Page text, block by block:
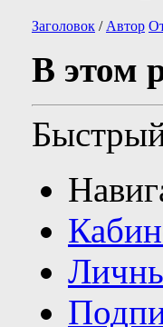
Заголовок / Автор
В этом